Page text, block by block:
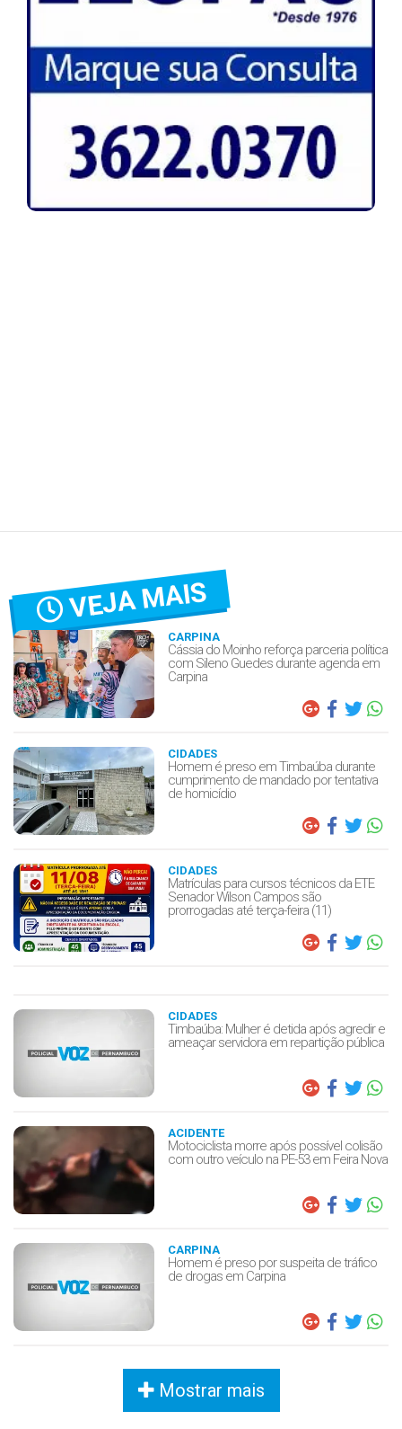
VEJA MAIS
CARPINA
Cássia do Moinho reforça parceria política
com Sileno Guedes durante agenda em
Carpina
CIDADES
Homem é preso em Timbaúba durante
cumprimento de mandado por tentativa
de homicídio
CIDADES
Matrículas para cursos técnicos da ETE
Senador Wilson Campos são
prorrogadas até terça-feira (11)
CIDADES
Timbaúba: Mulher é detida após agredir e
ameaçar servidora em repartição pública
ACIDENTE
Motociclista morre após possível colisão
com outro veículo na PE-53 em Feira Nova
CARPINA
Homem é preso por suspeita de tráfico
de drogas em Carpina
Mostrar mais